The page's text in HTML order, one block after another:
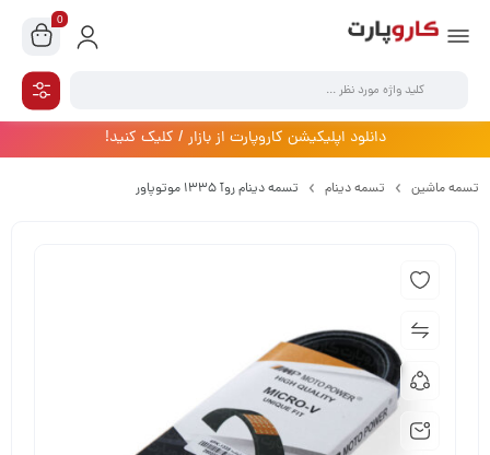
0
دانلود اپلیکیشن کاروپارت از بازار / کلیک کنید!
تسمه ماشین تسمه دینام تسمه دینام روآ 1335 موتوپاور